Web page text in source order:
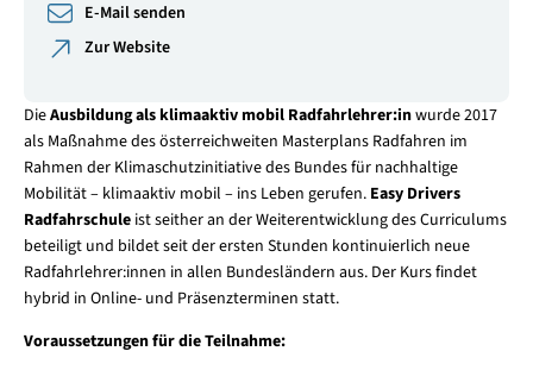
DieAusbildung alsklimaaktiv mobil Radfahrlehrer:inwurde 2017
als Maßnahme des österreichweiten Masterplans Radfahren im
Rahmen der Klimaschutzinitiative des Bundes für nachhaltige
Mobilität – klimaaktiv mobil – ins Leben gerufen. Easy Drivers
Radfahrschuleist seither an der Weiterentwicklung des Curriculums
beteiligt und bildet seit der ersten Stunden kontinuierlich neue
Radfahrlehrer:innen in allen Bundesländern aus. Der Kurs findet
hybrid in Online- und Präsenzterminen statt.
Voraussetzungen für die Teilnahme:
E-Mail senden
Zur Website